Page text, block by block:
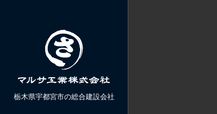
栃木県宇都宮市の総合建設会社